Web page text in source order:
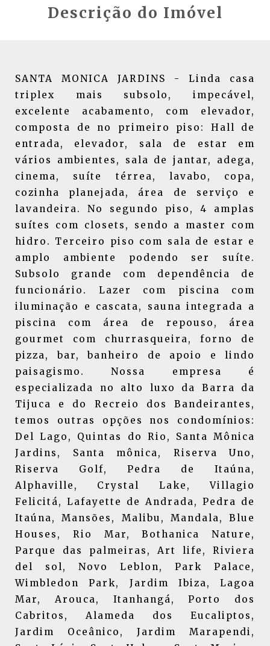
Descrição do Imóvel
SANTA MONICA JARDINS - Linda casa
triplex mais subsolo, impecável,
excelente acabamento, com elevador,
composta de no primeiro piso: Hall de
entrada, elevador, sala de estar em
vários ambientes, sala de jantar, adega,
cinema, suíte térrea, lavabo, copa,
cozinha planejada, área de serviço e
lavandeira. No segundo piso, 4 amplas
suítes com closets, sendo a master com
hidro. Terceiro piso com sala de estar e
amplo ambiente podendo ser suíte.
Subsolo grande com dependência de
funcionário. Lazer com piscina com
iluminação e cascata, sauna integrada a
piscina com área de repouso, área
gourmet com churrasqueira, forno de
pizza, bar, banheiro de apoio e lindo
paisagismo. Nossa empresa é
especializada no alto luxo da Barra da
Tijuca e do Recreio dos Bandeirantes,
temos outras opções nos condomínios:
Del Lago, Quintas do Rio, Santa Mônica
Jardins, Santa mônica, Riserva Uno,
Riserva Golf, Pedra de Itaúna,
Alphaville, Crystal Lake, Villagio
Felicitá, Lafayette de Andrada, Pedra de
Itaúna, Mansões, Malibu, Mandala, Blue
Houses, Rio Mar, Bothanica Nature,
Parque das palmeiras, Art life, Riviera
del sol, Novo Leblon, Park Palace,
Wimbledon Park, Jardim Ibiza, Lagoa
Mar, Arouca, Itanhangá, Porto dos
Cabritos, Alameda dos Eucaliptos,
Jardim Oceânico, Jardim Marapendi,